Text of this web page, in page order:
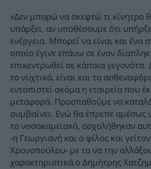
«Δεν μπορώ να σκεφτώ τι κίνητρο
υπάρξει, αν υποθέσουμε ότι
ενέργεια. Μπορεί να είναι και ένα
οποίο έγινε επάνω σε έναν
επικεντρωθεί σε κάποια γεγονότα.
το νυχτικό, είναι και το
εντοπιστεί ακόμα η εταιρεία που
μεταφορά. Προσπαθούμε να
συμβαίνει. Ενώ θα έπρεπε αμέσως
το νοσοκομειακό, ασχολήθηκαν
-η Γεωργιανή και ο φίλος και
Χρονοπούλου- με το να την
χαρακτηριστικά ο Δημήτρης